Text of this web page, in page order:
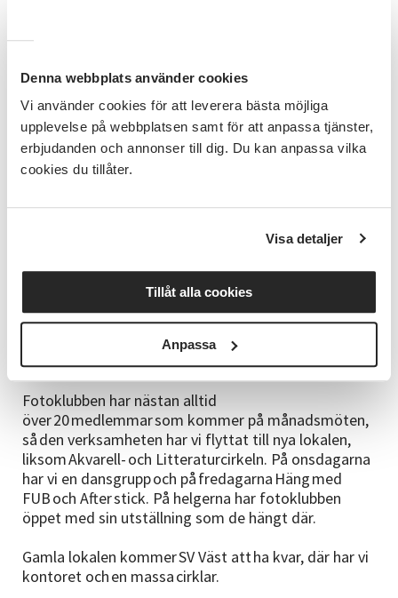
Denna webbplats använder cookies
Vi använder cookies för att leverera bästa möjliga
upplevelse på webbplatsen samt för att anpassa tjänster,
erbjudanden och annonser till dig. Du kan anpassa vilka
cookies du tillåter.
Visa detaljer
Tillåt alla cookies
Anpassa
Under vintern ska vi öppna lokalen på dagtid för
cirklar, dans, kortspel, friskvård. Detta ska vi
samarbeta med PRO, SPF Seniorerna, SKPF och
Aktiva seniorer med. Förhoppningsvis kommer även
kommunen att vara med på ett hörn.
Dans med tecken
På måndagarna träffas Goa Gänget, en grupp om 20-
funktionsnedsättningar. Det tränas dans, tecken och
musik. I gruppen finns tre personer i rullstol och det
är bra att lokalen är anpassad för det.
Det är också bra att lokalen har en bra ljudisolering,
inflikar Annie.
Fotoklubben har nästan alltid
över 20 medlemmar som kommer på månadsmöten,
så den verksamheten har vi flyttat till nya lokalen,
liksom Akvarell- och Litteraturcirkeln. På onsdagarna
har vi en dansgrupp och på fredagarna Häng med
FUB och After stick. På helgerna har fotoklubben
öppet med sin utställning som de hängt där.
Gamla lokalen kommer SV Väst att ha kvar, där har vi
kontoret och en massa cirklar.